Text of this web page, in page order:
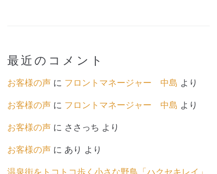
最近のコメント
お客様の声 に フロントマネージャー 中島 より
お客様の声 に フロントマネージャー 中島 より
お客様の声 に ささっち より
お客様の声 に あり より
温泉街をトコトコ歩く小さな野鳥「ハクセキレイ」